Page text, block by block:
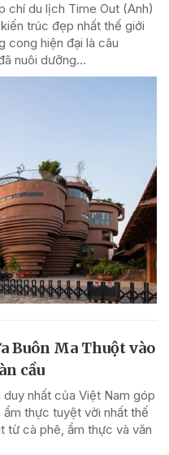
chí du lịch Time Out (Anh)
trúc đẹp nhất thế giới
cong hiện đại là câu
nuôi dưỡng...
Buôn Ma Thuột vào
cầu
nhất của Việt Nam góp
thực tuyệt vời nhất thế
từ cà phê, ẩm thực và văn